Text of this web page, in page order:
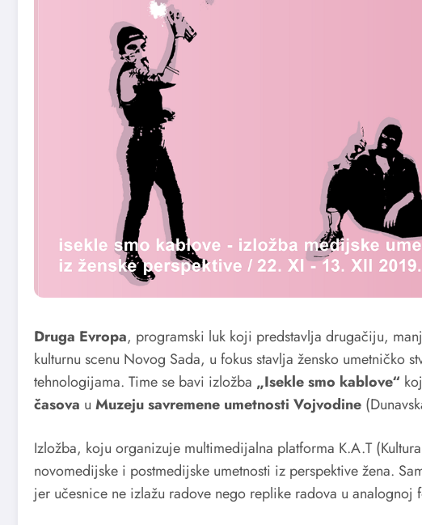
Druga Evropa, programski luk koji predstavlja drugačiju,
kulturnu scenu Novog Sada, u fokus stavlja žensko umetničko
tehnologijama. Time se bavi izložba „Isekle smo kablove“
časova u Muzeju savremene umetnosti Vojvodine
Izložba, koju organizuje multimedijalna platforma K.A.T
novomedijske i postmedijske umetnosti iz perspektive žena.
jer učesnice ne izlažu radove nego replike radova u analognoj